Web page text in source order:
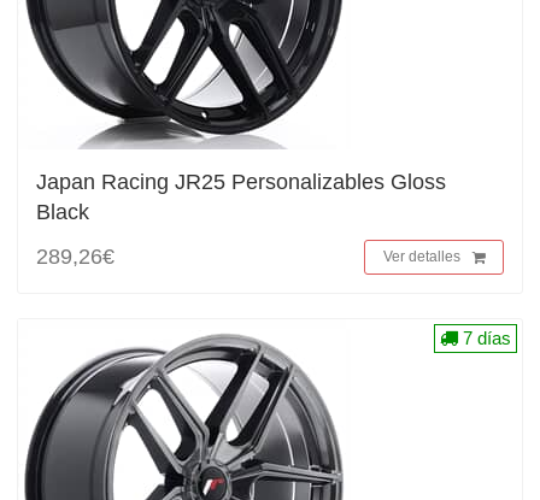
Japan Racing JR25 Personalizables Gloss
Black
289,26€
Ver detalles
7 días